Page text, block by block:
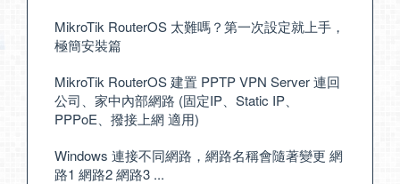
MikroTik RouterOS 太難嗎？第一次設定就上手，
極簡安裝篇
MikroTik RouterOS 建置 PPTP VPN Server 連回
公司、家中內部網路 (固定IP、Static IP、
PPPoE、撥接上網 適用)
Windows 連接不同網路，網路名稱會隨著變更 網
路1 網路2 網路3 ...